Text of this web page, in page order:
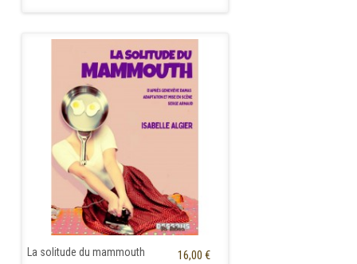
La solitude du mammouth 16,00 €